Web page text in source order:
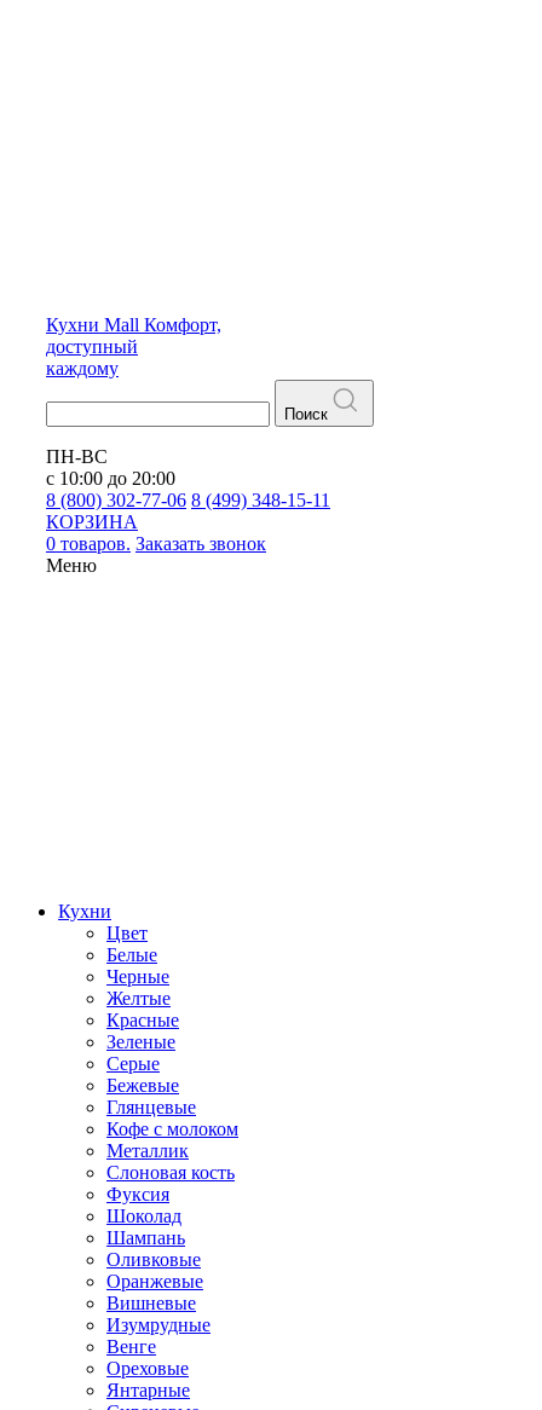
Кухни Mall Комфорт,
доступный
каждому
Поиск
ПН-ВС
с 10:00 до 20:00
8 (800) 302-77-06 8 (499) 348-15-11
КОРЗИНА
0 товаров. Заказать звонок
Меню
Кухни
Цвет
Белые
Черные
Желтые
Красные
Зеленые
Серые
Бежевые
Глянцевые
Кофе с молоком
Металлик
Слоновая кость
Фуксия
Шоколад
Шампань
Оливковые
Оранжевые
Вишневые
Изумрудные
Венге
Ореховые
Янтарные